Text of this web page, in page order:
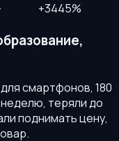
+3445%
смартфонов, 180
теряли до
поднимать цену,